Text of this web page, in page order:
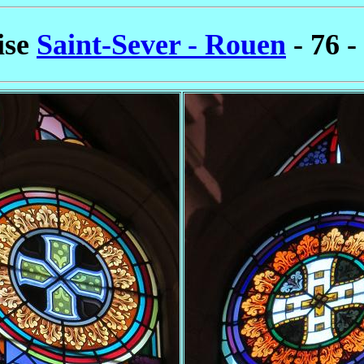
Saint-Sever - Rouen - 76